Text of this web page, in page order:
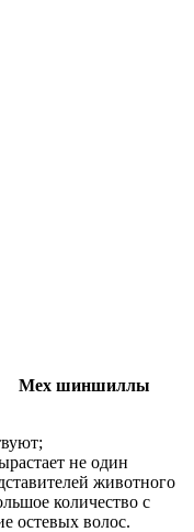
Мех шиншиллы
не один
животного
количество с
остевых волос.